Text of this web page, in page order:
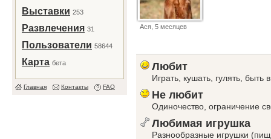
Выставки 253
Развлечения 31
Пользователи 58644
Карта бета
Главная Контакты FAQ
Ася, 5 месяцев
Любит
Играть, кушать, гулять, быть
Не любит
Одиночество, ограничение
Любимая игрушка
Разнообразные игрушки